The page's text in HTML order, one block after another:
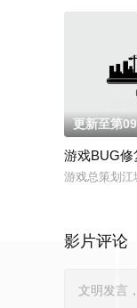
更新至第
游戏BUG修
游戏总策划江
影片评论